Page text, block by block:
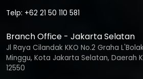
Telp: +62 21 50 110 581
Branch Office - Jakarta Selatan
Jl Raya Cilandak KKO No.2 Graha
Minggu, Kota Jakarta Selatan, Daerah
12550